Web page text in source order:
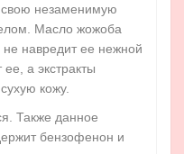
незаменимую
Масло жожоба
не навредит ее нежной
а экстракты
кожу.
Также данное
бензофенон и